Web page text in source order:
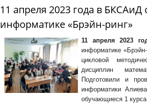
11 апреля 2023 года в
информатике «Брэйн-ринг»
11 апреля 2023
информатике
цикловой
дисциплин
Подготовили и
информатики
обучающиеся 1